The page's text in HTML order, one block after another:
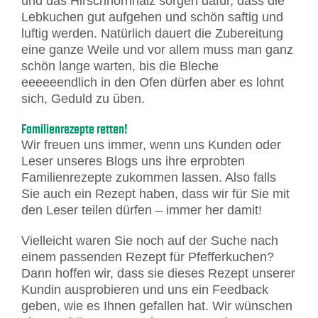
Lebkuchen gut aufgehen und schön saftig und
luftig werden. Natürlich dauert die Zubereitung
eine ganze Weile und vor allem muss man ganz
schön lange warten, bis die Bleche
eeeeeendlich in den Ofen dürfen aber es lohnt
sich, Geduld zu üben.
Familienrezepte retten!
Wir freuen uns immer, wenn uns Kunden oder
Leser unseres Blogs uns ihre erprobten
Familienrezepte zukommen lassen. Also falls
Sie auch ein Rezept haben, dass wir für Sie mit
den Leser teilen dürfen – immer her damit!
Vielleicht waren Sie noch auf der Suche nach
einem passenden Rezept für Pfefferkuchen?
Dann hoffen wir, dass sie dieses Rezept unserer
Kundin ausprobieren und uns ein Feedback
geben, wie es Ihnen gefallen hat. Wir wünschen